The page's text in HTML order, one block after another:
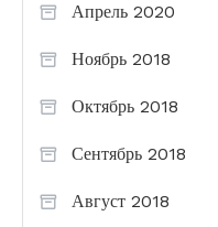
Апрель 2020
Ноябрь 2018
Октябрь 2018
Сентябрь 2018
Август 2018